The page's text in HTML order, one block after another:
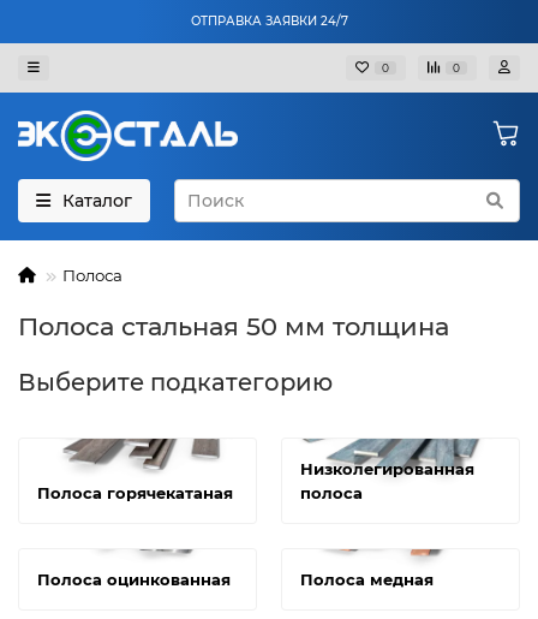
ОТПРАВКА ЗАЯВКИ 24/7
0 0
Каталог
Полоса
Полоса стальная 50 мм толщина
Выберите подкатегорию
Полоса горячекатаная
Низколегированная
полоса
Полоса оцинкованная Полоса медная